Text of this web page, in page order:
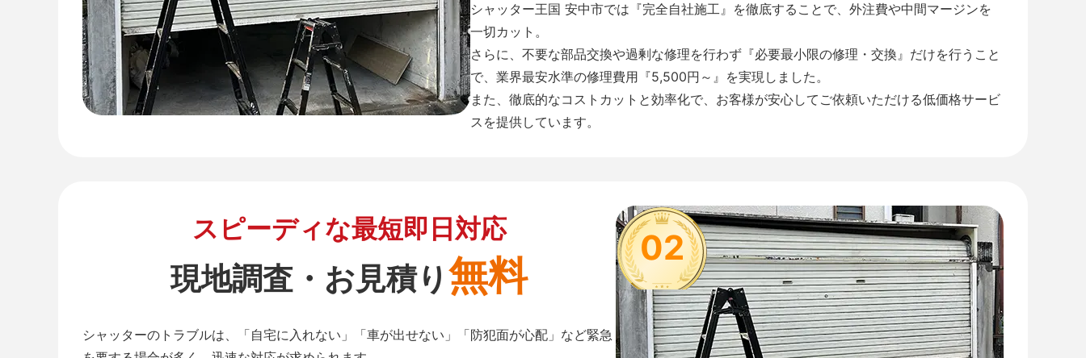
シャッター王国 安中市では『完全自社施工』を徹底することで、外注費や中間マージンを
一切カット。
さらに、不要な部品交換や過剰な修理を行わず『必要最小限の修理・交換』だけを行うこと
で、業界最安水準の修理費用『5,500円～』を実現しました。
また、徹底的なコストカットと効率化で、お客様が安心してご依頼いただける低価格サービ
スを提供しています。
02
スピーディな最短即日対応
現地調査・お見積り無料
シャッターのトラブルは、「自宅に入れない」「車が出せない」「防犯面が心配」など緊急